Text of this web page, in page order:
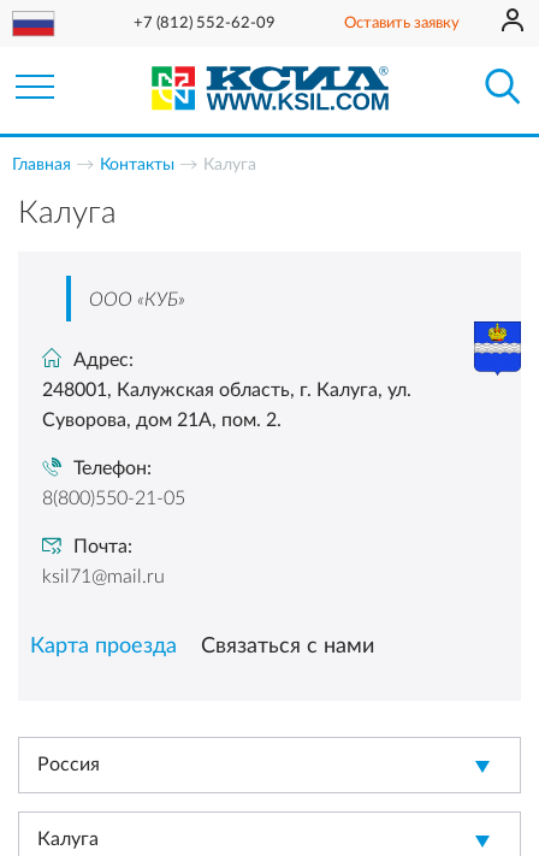
+7 (812) 552-62-09 Оставить заявку
Главная Контакты Калуга
Калуга
ООО «КУБ»
Адрес:
248001, Калужская область, г. Калуга, ул.
Суворова, дом 21А, пом. 2.
Телефон:
8(800)550-21-05
Почта:
ksil71@mail.ru
Карта проезда Связаться с нами
Россия
Калуга